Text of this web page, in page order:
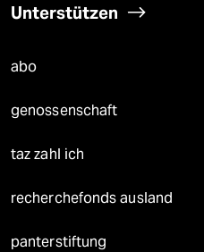
Unterstützen
abo
genossenschaft
taz zahl ich
recherchefonds ausland
panterstiftung